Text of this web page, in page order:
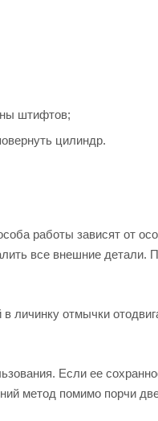
штифтов;
цилиндр.
работы зависят от
все внешние детали.
личинку отмычки
Если ее
метод помимо порчи